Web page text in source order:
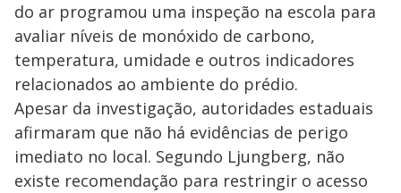
do ar programou uma inspeção na escola para
avaliar níveis de monóxido de carbono,
temperatura, umidade e outros indicadores
relacionados ao ambiente do prédio.
Apesar da investigação, autoridades estaduais
afirmaram que não há evidências de perigo
imediato no local. Segundo Ljungberg, não
existe recomendação para restringir o acesso